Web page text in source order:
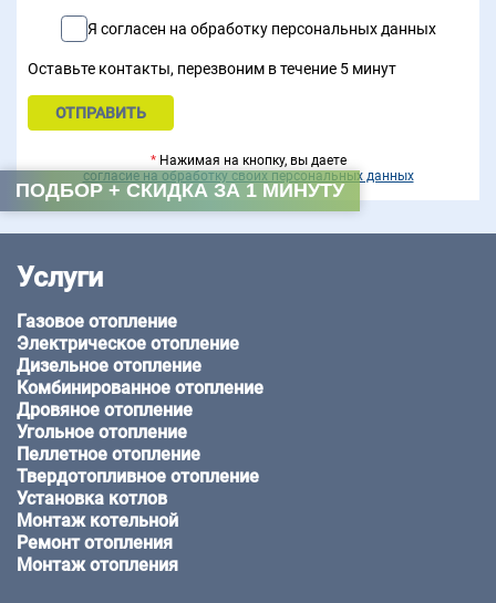
Я согласен на обработку персональных данных
Оставьте контакты, перезвоним в течение 5 минут
*Нажимая на кнопку, вы даете
согласие на обработку своих персональных данных
Услуги
Газовое отопление
Электрическое отопление
Дизельное отопление
Комбинированное отопление
Дровяное отопление
Угольное отопление
Пеллетное отопление
Твердотопливное отопление
Установка котлов
Монтаж котельной
Ремонт отопления
Монтаж отопления
ПОДБОР + СКИДКА ЗА 1 МИНУТУ